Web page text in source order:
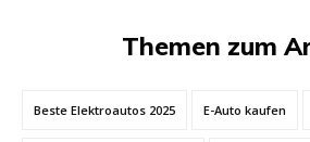
Themen zum
Beste Elektroautos 2025 E-Auto kaufen